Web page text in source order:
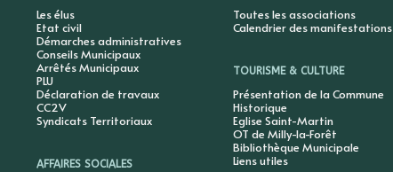
Les élus
Etat civil
Démarches administratives
Conseils Municipaux
Arrêtés Municipaux
PLU
Déclaration de travaux
CC2V
Syndicats Territoriaux
AFFAIRES SOCIALES
Toutes les associations
Calendrier des manifestations
TOURISME & CULTURE
Présentation de la Commune
Historique
Eglise Saint-Martin
OT de Milly-la-Forêt
Bibliothèque Municipale
Liens utiles